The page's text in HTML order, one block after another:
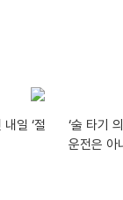
일 ‘절
‘술 타기
운전은 아